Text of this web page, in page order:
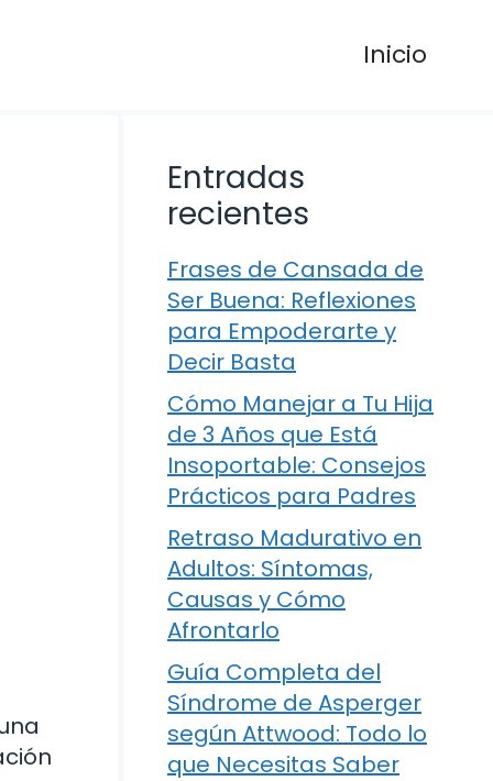
Inicio
Entradas
recientes
Frases de Cansada de
Ser Buena: Reflexiones
para Empoderarte y
Decir Basta
Cómo Manejar a Tu Hija
de 3 Años que Está
Insoportable: Consejos
Prácticos para Padres
Retraso Madurativo en
Adultos: Síntomas,
Causas y Cómo
Afrontarlo
Guía Completa del
Síndrome de Asperger
según Attwood: Todo lo
que Necesitas Saber